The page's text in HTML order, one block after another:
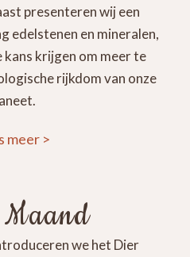
presenteren wij een
edelstenen en mineralen,
krijgen om meer te
rijkdom van onze
meer >
we het Dier